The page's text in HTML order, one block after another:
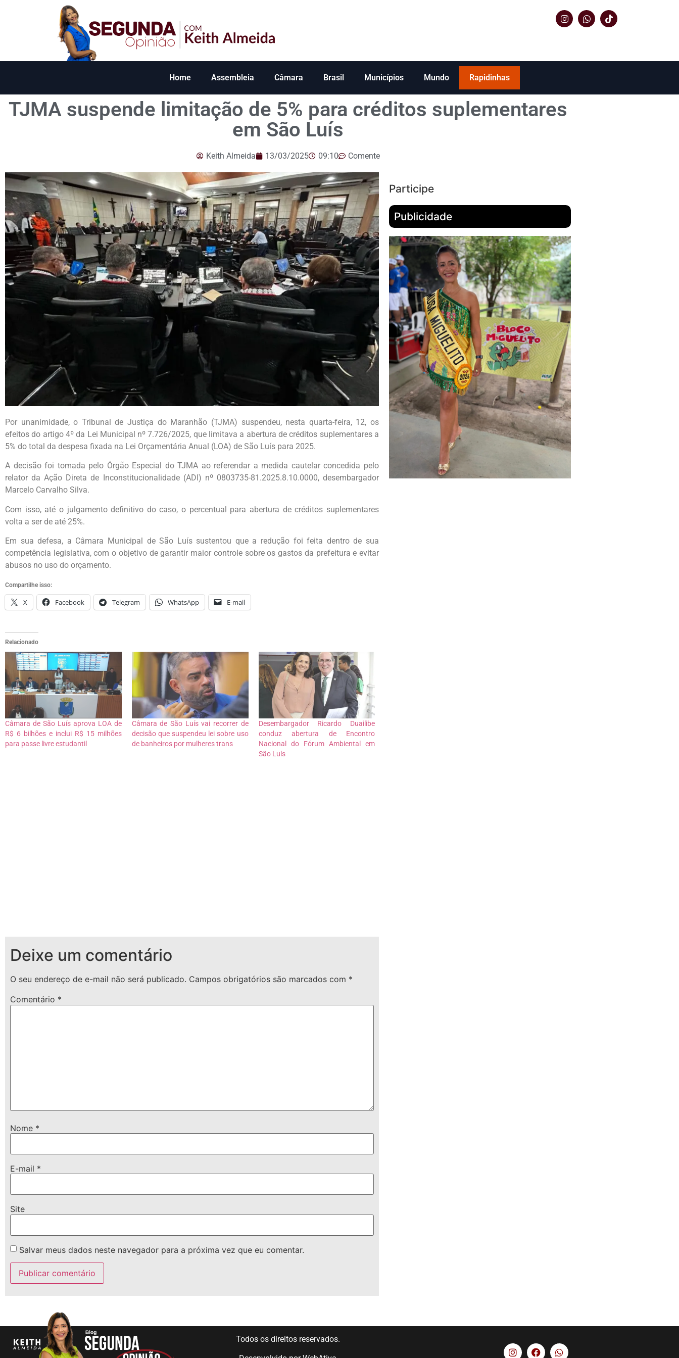
Home Assembleia Câmara Brasil Municípios Mundo Rapidinhas
TJMA suspende limitação de 5% para créditos suplementares
em São Luís
Keith Almeida 13/03/2025 09:10 Comente
Por unanimidade, o Tribunal de Justiça do Maranhão (TJMA) suspendeu, nesta quarta-feira, 12, os
efeitos do artigo 4º da Lei Municipal nº 7.726/2025, que limitava a abertura de créditos suplementares a
5% do total da despesa fixada na Lei Orçamentária Anual (LOA) de São Luís para 2025.
A decisão foi tomada pelo Órgão Especial do TJMA ao referendar a medida cautelar concedida pelo
relator da Ação Direta de Inconstitucionalidade (ADI) nº 0803735-81.2025.8.10.0000, desembargador
Marcelo Carvalho Silva.
Com isso, até o julgamento definitivo do caso, o percentual para abertura de créditos suplementares
volta a ser de até 25%.
Em sua defesa, a Câmara Municipal de São Luís sustentou que a redução foi feita dentro de sua
competência legislativa, com o objetivo de garantir maior controle sobre os gastos da prefeitura e evitar
abusos no uso do orçamento.
Compartilhe isso:
X Facebook Telegram WhatsApp E-mail
Relacionado
Câmara de São Luís aprova LOA de
R$ 6 bilhões e inclui R$ 15 milhões
para passe livre estudantil
Câmara de São Luís vai recorrer de
decisão que suspendeu lei sobre uso
de banheiros por mulheres trans
Desembargador Ricardo Duailibe
conduz abertura de Encontro
Nacional do Fórum Ambiental em
São Luís
Deixe um comentário
O seu endereço de e-mail não será publicado. Campos obrigatórios são marcados com *
Comentário *
Nome *
E-mail *
Site
Salvar meus dados neste navegador para a próxima vez que eu comentar.
Participe
Publicidade
Todos os direitos reservados.